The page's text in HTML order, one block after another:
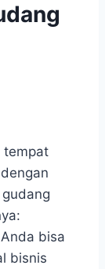
tempat
bisa
bisnis